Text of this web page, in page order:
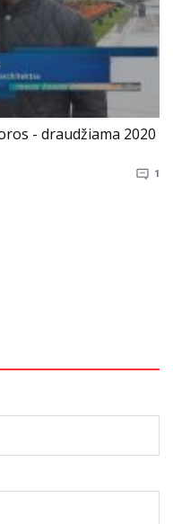
- draudžiama 2020
1